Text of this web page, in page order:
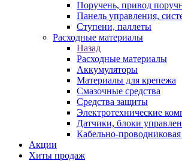
Поручень, привод
Панель управления,
Ступени, паллеты
Расходные материалы
Назад
Расходные материалы
Аккумуляторы
Материалы для крепежа
Смазочные средства
Средства защиты
Электротехнические
Датчики, блоки
Кабельно-
Акции
Хиты продаж